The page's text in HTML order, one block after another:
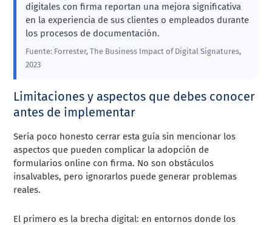
digitales con firma reportan una mejora significativa
en la experiencia de sus clientes o empleados durante
los procesos de documentación.
Fuente: Forrester, The Business Impact of Digital Signatures,
2023
Limitaciones y aspectos que debes conocer
antes de implementar
Sería poco honesto cerrar esta guía sin mencionar los
aspectos que pueden complicar la adopción de
formularios online con firma. No son obstáculos
insalvables, pero ignorarlos puede generar problemas
reales.
El primero es la brecha digital: en entornos donde los